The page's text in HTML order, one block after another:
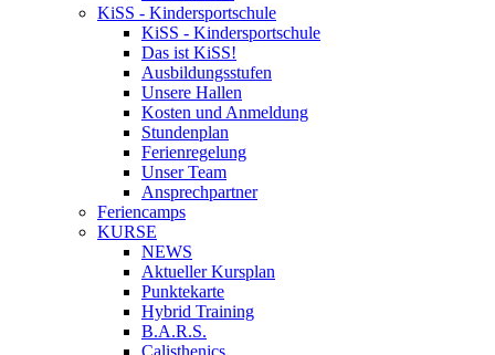
KiSS - Kindersportschule
KiSS - Kindersportschule
Das ist KiSS!
Ausbildungsstufen
Unsere Hallen
Kosten und Anmeldung
Stundenplan
Ferienregelung
Unser Team
Ansprechpartner
Feriencamps
KURSE
NEWS
Aktueller Kursplan
Punktekarte
Hybrid Training
B.A.R.S.
Calisthenics